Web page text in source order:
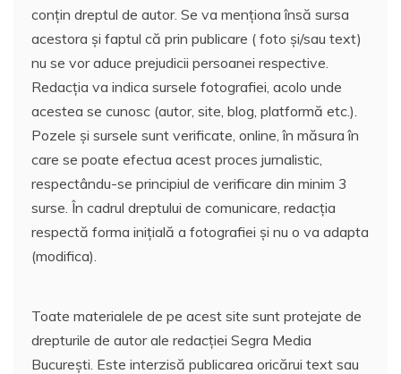
conțin dreptul de autor. Se va menționa însă sursa
acestora și faptul că prin publicare ( foto și/sau text)
nu se vor aduce prejudicii persoanei respective.
Redacția va indica sursele fotografiei, acolo unde
acestea se cunosc (autor, site, blog, platformă etc.).
Pozele și sursele sunt verificate, online, în măsura în
care se poate efectua acest proces jurnalistic,
respectându-se principiul de verificare din minim 3
surse. În cadrul dreptului de comunicare, redacția
respectă forma inițială a fotografiei și nu o va adapta
(modifica).
Toate materialele de pe acest site sunt protejate de
drepturile de autor ale redacției Segra Media
București. Este interzisă publicarea oricărui text sau